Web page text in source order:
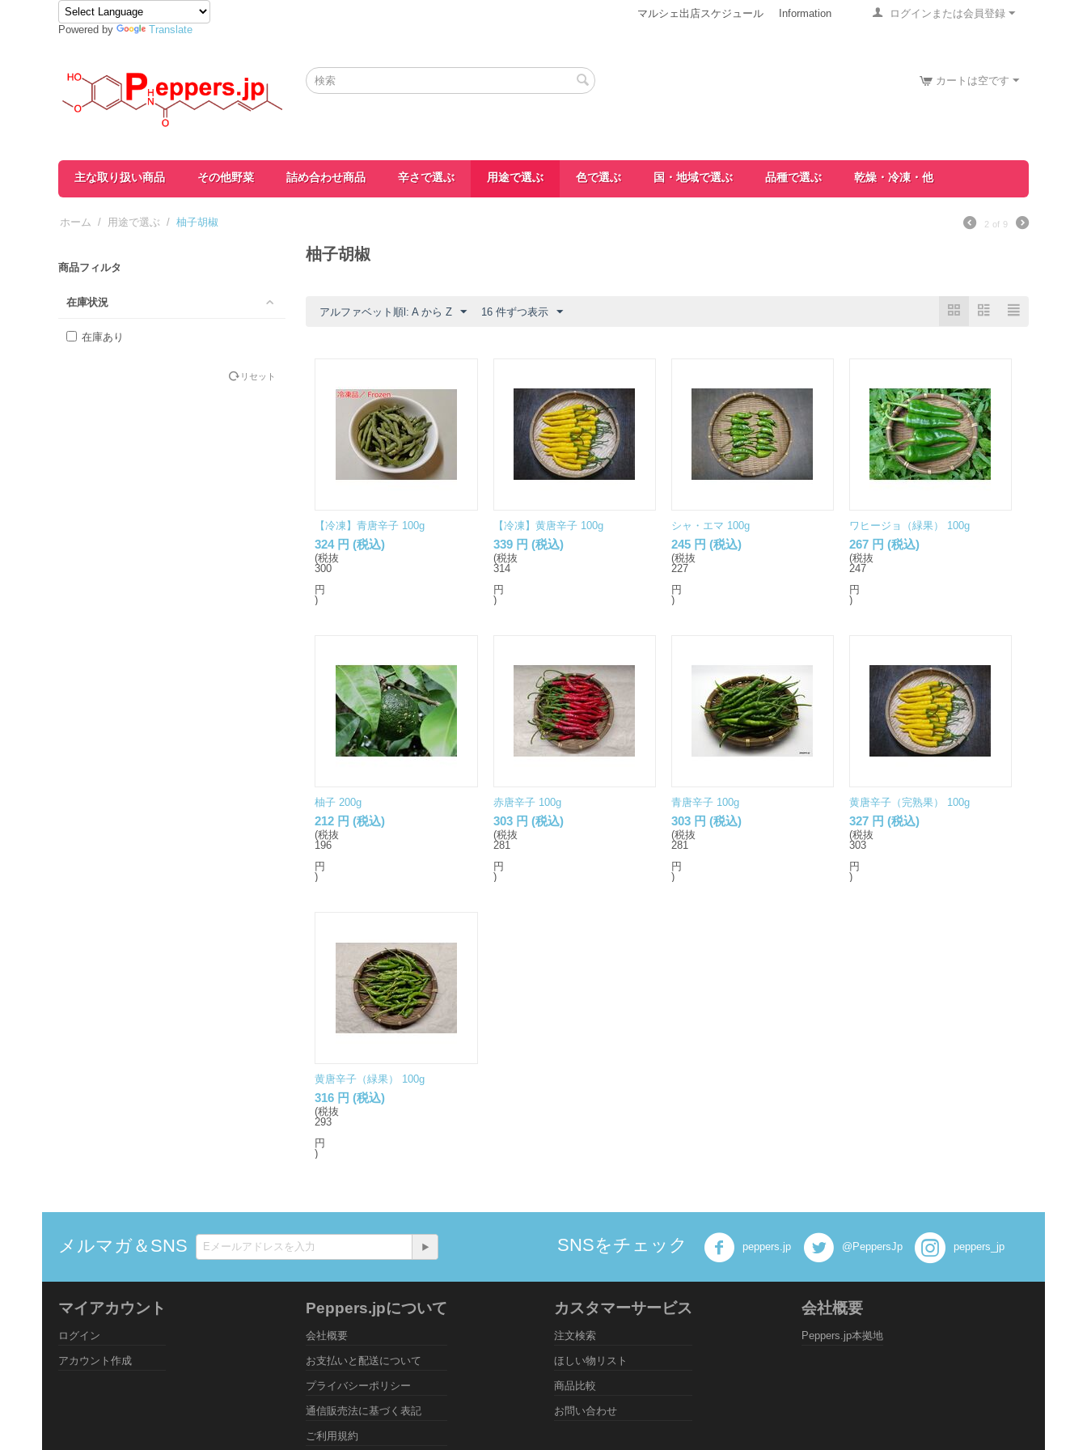
Powered by Translate
ログインまたは会員登録
マルシェ出店スケジュール Information
カートは空です
主な取り扱い商品 その他野菜 詰め合わせ商品 辛さで選ぶ 用途で選ぶ 色で選ぶ 国・地域で選ぶ 品種で選ぶ 乾燥・冷凍・他
ホーム / 用途で選ぶ / 柚子胡椒 2 of 9
商品フィルタ
在庫状況
在庫あり
リセット
柚子胡椒
アルファベット順l: A から Z 16 件ずつ表示
【冷凍】青唐辛子 100g
324 円 (税込)
(税抜
300
円
)
【冷凍】黄唐辛子 100g
339 円 (税込)
(税抜
314
円
)
シャ・エマ 100g
245 円 (税込)
(税抜
227
円
)
ワヒージョ（緑果） 100g
267 円 (税込)
(税抜
247
円
)
柚子 200g
212 円 (税込)
(税抜
196
円
)
赤唐辛子 100g
303 円 (税込)
(税抜
281
円
)
青唐辛子 100g
303 円 (税込)
(税抜
281
円
)
黄唐辛子（完熟果） 100g
327 円 (税込)
(税抜
303
円
)
黄唐辛子（緑果） 100g
316 円 (税込)
(税抜
293
円
)
メルマガ＆SNS SNSをチェック peppers.jp @PeppersJp peppers_jp
マイアカウント
ログイン
アカウント作成
Peppers.jpについて
会社概要
お支払いと配送について
プライバシーポリシー
通信販売法に基づく表記
ご利用規約
カスタマーサービス
注文検索
ほしい物リスト
商品比較
お問い合わせ
会社概要
Peppers.jp本拠地